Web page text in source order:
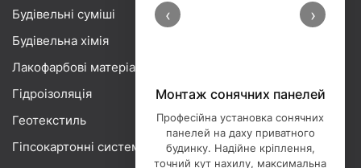
‹ ›
Монтаж сонячних панелей
Професійна установка сонячних
панелей на даху приватного
будинку. Надійне кріплення,
точний кут нахилу, максимальна
Будівельні суміші
Будівельна хімія
Лакофарбові матеріали
Гідроізоляція
Геотекстиль
Гіпсокартонні системи